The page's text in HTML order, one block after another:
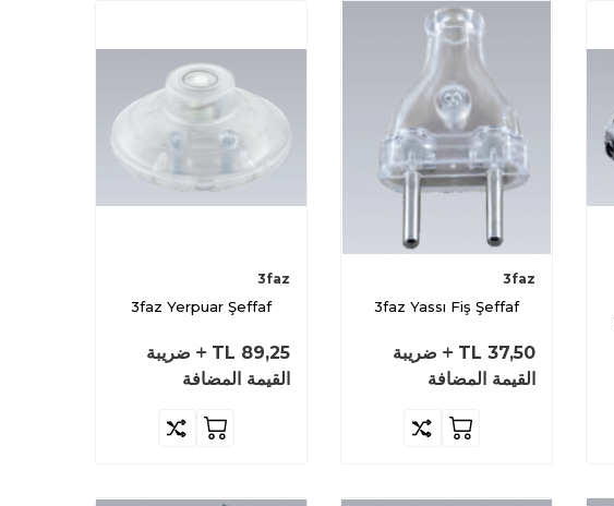
3faz
3faz Yassı Fiş Şeffaf
37,50
ضريبة
القيمة المضافة
3faz
3faz Yerpuar Şeffaf
89,25
ضريبة
القيمة المضافة